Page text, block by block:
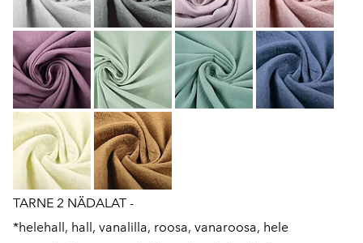
TARNE 2 NÄDALAT -
*helehall, hall, vanalilla, roosa, vanaroosa, hele